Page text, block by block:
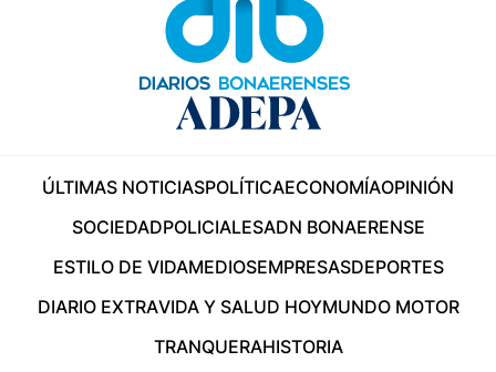
ÚLTIMAS NOTICIASPOLÍTICAECONOMÍAOPINIÓN
SOCIEDADPOLICIALESADN BONAERENSE
ESTILO DE VIDAMEDIOSEMPRESASDEPORTES
DIARIO EXTRAVIDA Y SALUD HOYMUNDO MOTOR
TRANQUERAHISTORIA